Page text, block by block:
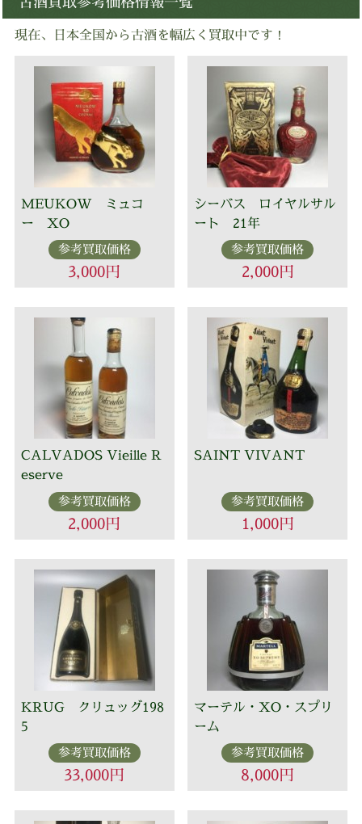
現在、日本全国から古酒を幅広く買取中です！
MEUKOW ミュコ
ー XO
参考買取価格
3,000円
シーバス ロイヤルサル
ート 21年
参考買取価格
2,000円
CALVADOS Vieille R
eserve
参考買取価格
2,000円
SAINT VIVANT
参考買取価格
1,000円
KRUG クリュッグ198
5
参考買取価格
33,000円
マーテル・XO・スプリ
ーム
参考買取価格
8,000円